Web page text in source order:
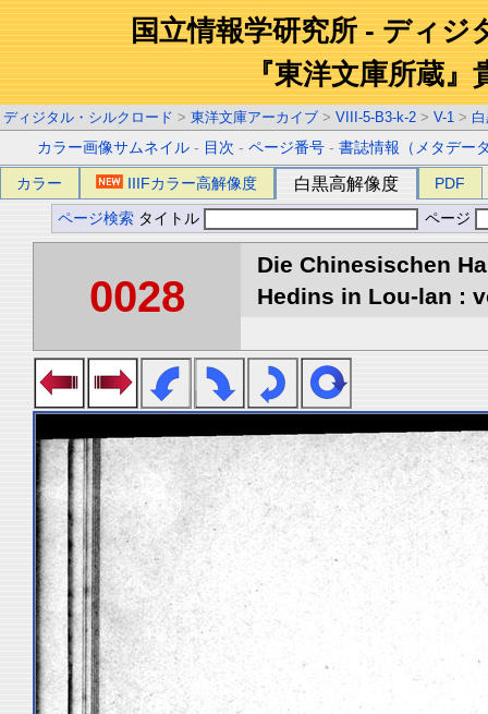
国立情報学研究所 - ディジ
『東洋文庫所蔵』
ディジタル・シルクロード > 東洋文庫アーカイブ > VIII-5-B3-k-2 > V-1 >
カラー画像サムネイル - 目次 -ページ番号 -書誌情報（メタデー
カラー IIIFカラー高解像度 白黒高解像度 PDF
ページ検索 タイトル ページ
0028
Die Chinesischen
Hedins in Lou-lan :